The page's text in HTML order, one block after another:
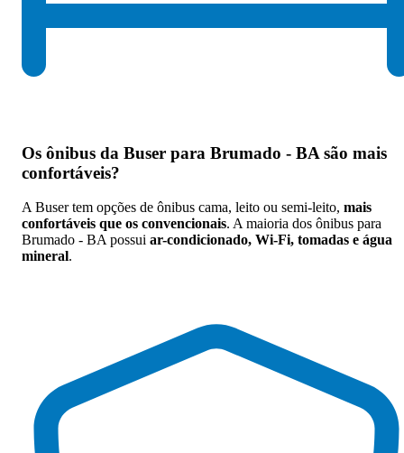
Os ônibus da Buser para Brumado - BA são mais
confortáveis?
A Buser tem opções de ônibus cama, leito ou semi-leito, mais
confortáveis que os convencionais. A maioria dos ônibus para
Brumado - BA possui ar-condicionado, Wi-Fi, tomadas e água
mineral.